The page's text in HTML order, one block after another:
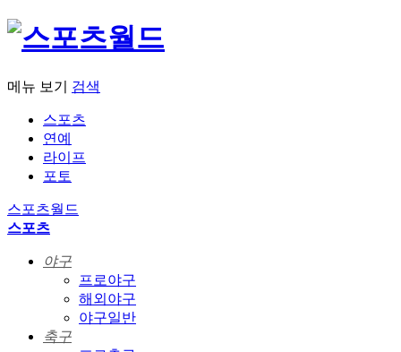
메뉴 보기 검색
스포츠
연예
라이프
포토
스포츠월드
스포츠
야구
프로야구
해외야구
야구일반
축구